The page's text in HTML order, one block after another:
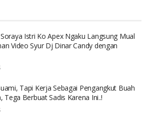
Istri Ko Apex Ngaku Langsung Mual
Video Syur Dj Dinar Candy dengan
Tapi Kerja Sebagai Pengangkut Buah
Tega Berbuat Sadis Karena Ini..!